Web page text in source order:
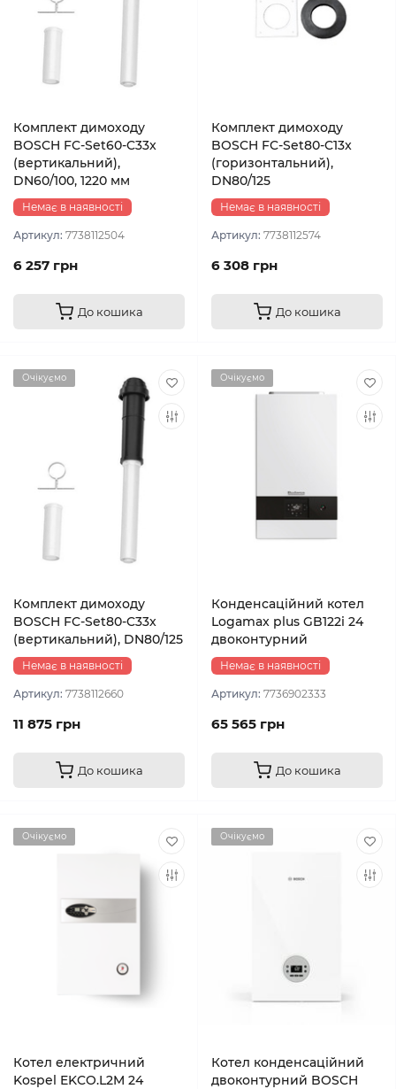
Комплект димоходу
BOSCH FC-Set60-C33x
(вертикальний),
DN60/100, 1220 мм
Немає в наявності
Артикул: 7738112504
6 257 грн
До кошика
Комплект димоходу
BOSCH FC-Set80-C13x
(горизонтальний),
DN80/125
Немає в наявності
Артикул: 7738112574
6 308 грн
До кошика
Очікуємо
Комплект димоходу
BOSCH FC-Set80-C33x
(вертикальний), DN80/125
Немає в наявності
Артикул: 7738112660
11 875 грн
До кошика
Очікуємо
Конденсаційний котел
Logamax plus GB122i 24
двоконтурний
Немає в наявності
Артикул: 7736902333
65 565 грн
До кошика
Очікуємо
Котел електричний
Kospel EKCO.L2M 24
Очікуємо
Котел конденсаційний
двоконтурний BOSCH